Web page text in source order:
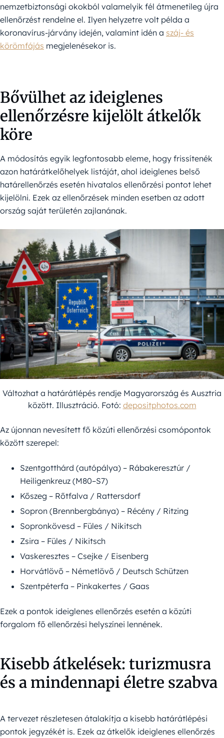
nemzetbiztonsági okokból valamelyik fél átmenetileg újra
ellenőrzést rendelne el. Ilyen helyzetre volt példa a
koronavírus-járvány idején, valamint idén a száj- és
körömfájás megjelenésekor is.
Bővülhet az ideiglenes
ellenőrzésre kijelölt átkelők
köre
A módosítás egyik legfontosabb eleme, hogy frissítenék
azon határátkelőhelyek listáját, ahol ideiglenes belső
határellenőrzés esetén hivatalos ellenőrzési pontot lehet
kijelölni. Ezek az ellenőrzések minden esetben az adott
ország saját területén zajlanának.
Változhat a határátlépés rendje Magyarország és Ausztria
között. Illusztráció. Fotó: depositphotos.com
Az újonnan nevesített fő közúti ellenőrzési csomópontok
között szerepel:
Szentgotthárd (autópálya) – Rábakeresztúr /
Heiligenkreuz (M80–S7)
Kőszeg – Rőtfalva / Rattersdorf
Sopron (Brennbergbánya) – Récény / Ritzing
Sopronkövesd – Füles / Nikitsch
Zsira – Füles / Nikitsch
Vaskeresztes – Csejke / Eisenberg
Horvátlövő – Németlövő / Deutsch Schützen
Szentpéterfa – Pinkakertes / Gaas
Ezek a pontok ideiglenes ellenőrzés esetén a közúti
forgalom fő ellenőrzési helyszínei lennének.
Kisebb átkelések: turizmusra
és a mindennapi életre szabva
A tervezet részletesen átalakítja a kisebb határátlépési
pontok jegyzékét is. Ezek az átkelők ideiglenes ellenőrzés